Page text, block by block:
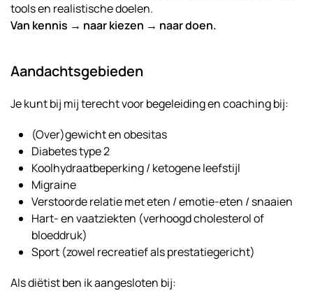
tools en realistische doelen.
Van kennis → naar kiezen → naar doen.
Aandachtsgebieden
Je kunt bij mij terecht voor begeleiding en coaching bij:
(Over)gewicht en obesitas
Diabetes type 2
Koolhydraatbeperking / ketogene leefstijl
Migraine
Verstoorde relatie met eten / emotie-eten / snaaien
Hart- en vaatziekten (verhoogd cholesterol of
bloeddruk)
Sport (zowel recreatief als prestatiegericht)
Als diëtist ben ik aangesloten bij: